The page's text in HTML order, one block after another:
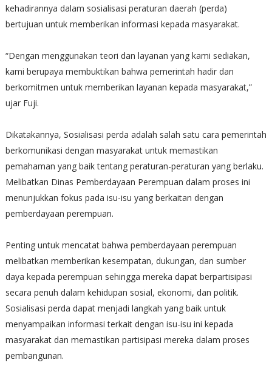
kehadirannya dalam sosialisasi peraturan daerah (perda)
bertujuan untuk memberikan informasi kepada masyarakat.
“Dengan menggunakan teori dan layanan yang kami sediakan,
kami berupaya membuktikan bahwa pemerintah hadir dan
berkomitmen untuk memberikan layanan kepada masyarakat,”
ujar Fuji.
Dikatakannya, Sosialisasi perda adalah salah satu cara pemerintah
berkomunikasi dengan masyarakat untuk memastikan
pemahaman yang baik tentang peraturan-peraturan yang berlaku.
Melibatkan Dinas Pemberdayaan Perempuan dalam proses ini
menunjukkan fokus pada isu-isu yang berkaitan dengan
pemberdayaan perempuan.
Penting untuk mencatat bahwa pemberdayaan perempuan
melibatkan memberikan kesempatan, dukungan, dan sumber
daya kepada perempuan sehingga mereka dapat berpartisipasi
secara penuh dalam kehidupan sosial, ekonomi, dan politik.
Sosialisasi perda dapat menjadi langkah yang baik untuk
menyampaikan informasi terkait dengan isu-isu ini kepada
masyarakat dan memastikan partisipasi mereka dalam proses
pembangunan.